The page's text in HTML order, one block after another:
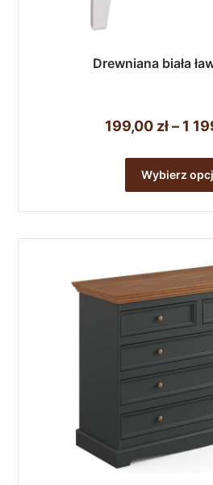
Drewniana biała
199,00 zł– 1
Wybierz